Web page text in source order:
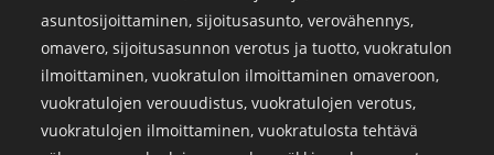
asuntosijoittaminen, sijoitusasunto, verovähennys,
omavero, sijoitusasunnon verotus ja tuotto, vuokratulon
ilmoittaminen, vuokratulon ilmoittaminen omaveroon,
vuokratulojen verouudistus, vuokratulojen verotus,
vuokratulojen ilmoittaminen, vuokratulosta tehtävä